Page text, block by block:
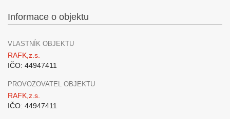
Informace o objektu
VLASTNÍK OBJEKTU
RAFK,z.s.
IČO: 44947411
PROVOZOVATEL OBJEKTU
RAFK,z.s.
IČO: 44947411